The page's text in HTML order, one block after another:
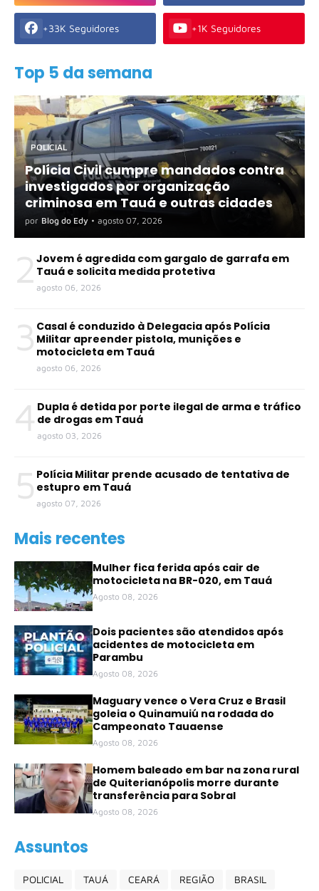
+33K Seguidores +1K Seguidores
Top 5 da semana
POLICIAL
Polícia Civil cumpre mandados contra
investigados por organização
criminosa em Tauá e outras cidades
por Blog do Edy • agosto 07, 2026
2 Jovem é agredida com gargalo de garrafa em
Tauá e solicita medida protetiva
agosto 06, 2026
3 Casal é conduzido à Delegacia após Polícia
Militar apreender pistola, munições e
motocicleta em Tauá
agosto 06, 2026
4 Dupla é detida por porte ilegal de arma e tráfico
de drogas em Tauá
agosto 03, 2026
5 Polícia Militar prende acusado de tentativa de
estupro em Tauá
agosto 07, 2026
Mais recentes
Mulher fica ferida após cair de
motocicleta na BR-020, em Tauá
Agosto 08, 2026
Dois pacientes são atendidos após
acidentes de motocicleta em
Parambu
Agosto 08, 2026
Maguary vence o Vera Cruz e Brasil
goleia o Quinamuiú na rodada do
Campeonato Tauaense
Agosto 08, 2026
Homem baleado em bar na zona rural
de Quiterianópolis morre durante
transferência para Sobral
Agosto 08, 2026
Assuntos
POLICIAL TAUÁ CEARÁ REGIÃO
BRASIL